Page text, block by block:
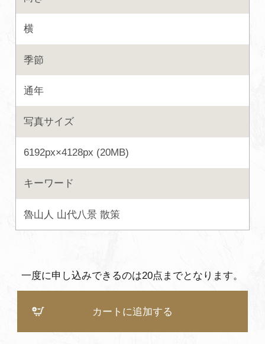
写真ダウンロード
よくあるご質問・お問い合わせ
プライバシーポリシー
横
季節
通年
写真サイズ
6192px×4128px (20MB)
キーワード
魯山人 山代八景 散策
一度に申し込みできるのは20点までとなります。
カートに追加する